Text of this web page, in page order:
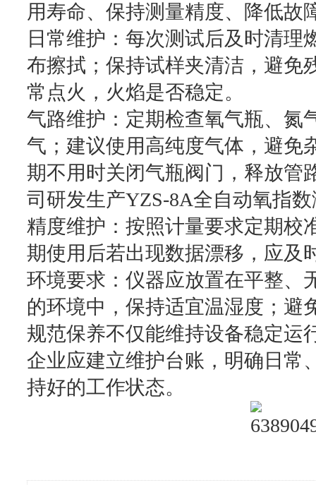
用寿命、保持测量精度、降低故
日常维护：每次测试后及时清
布擦拭；保持试样夹清洁，避免
常点火，火焰是否稳定。
气路维护：定期检查氧气瓶、氮
气；建议使用高纯度气体，避免
期不用时关闭气瓶阀门，释放管
司研发生产YZS-8A全自动氧指
精度维护：按照计量要求定期校
期使用后若出现数据漂移，应及
环境要求：仪器应放置在平整、
的环境中，保持适宜温湿度；避
规范保养不仅能维持设备稳定运
企业应建立维护台账，明确日常
持好的工作状态。